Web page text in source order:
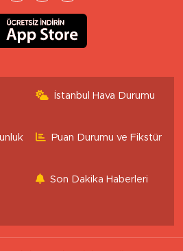
İstanbul Hava Durumu
Puan Durumu ve Fikstür
Son Dakika Haberleri